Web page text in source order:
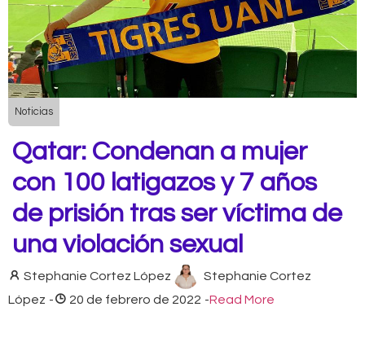
Noticias
Qatar: Condenan a mujer
con 100 latigazos y 7 años
de prisión tras ser víctima de
una violación sexual
Stephanie Cortez López
Stephanie Cortez
López - 20 de febrero de 2022 -Read More